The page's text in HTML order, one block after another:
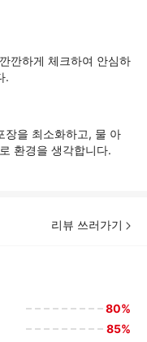
깐하게 체크하여 안심하
.
장을 최소화하고, 물 아
환경을 생각합니다.
리뷰 쓰러가기
80%
85%